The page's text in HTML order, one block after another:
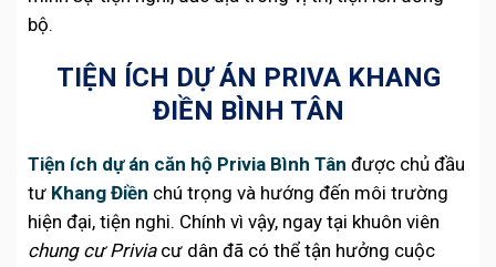
bộ.
TIỆN ÍCH DỰ ÁN PRIVA KHANG
ĐIỀN BÌNH TÂN
Tiện ích dự án căn hộ Privia Bình Tân được chủ đầu
tư Khang Điền chú trọng và hướng đến môi trường
hiện đại, tiện nghi. Chính vì vậy, ngay tại khuôn viên
chung cư Priviacư dân đã có thể tận hưởng cuộc